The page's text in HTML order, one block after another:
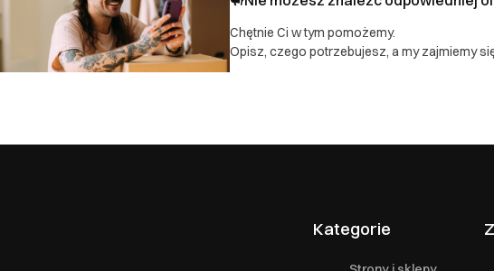
Chętnie Ci w tym pomożemy.
Opisz, czego potrzebujesz, a my zajmiemy
Kategorie